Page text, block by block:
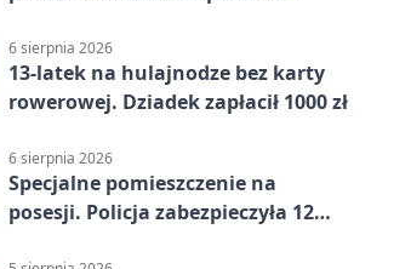
6 sierpnia 2026
13-latek na hulajnodze bez karty
rowerowej. Dziadek zapłacił 1000 zł
6 sierpnia 2026
Specjalne pomieszczenie na
posesji. Policja zabezpieczyła 12